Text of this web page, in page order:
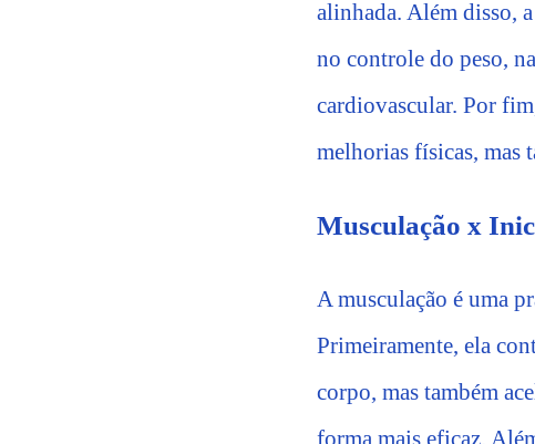
alinhada. Além disso,
no controle do peso,
cardiovascular. Por
melhorias físicas, mas
Musculação x
A musculação é uma
Primeiramente, ela
corpo, mas também